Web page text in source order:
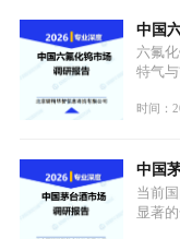
领域
需资
中国
六氟
特气
沉积
密制
时间：
中国
当前
显著